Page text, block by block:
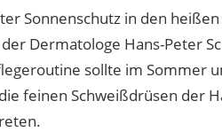
Sonnenschutz in den
Dermatologe Hans-Peter
sollte im Sommer
feinen Schweißdrüsen der